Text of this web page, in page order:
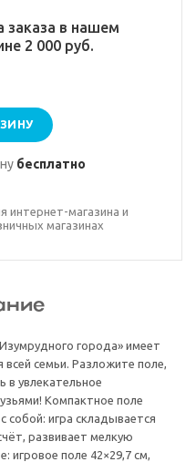
заказа в нашем
2 000 руб.
бесплатно
интернет-магазина и
магазинах
города» имеет
семьи. Разложите поле,
в увлекательное
Компактное поле
собой: игра складывается
развивает мелкую
игровое поле 42×29,7 см,